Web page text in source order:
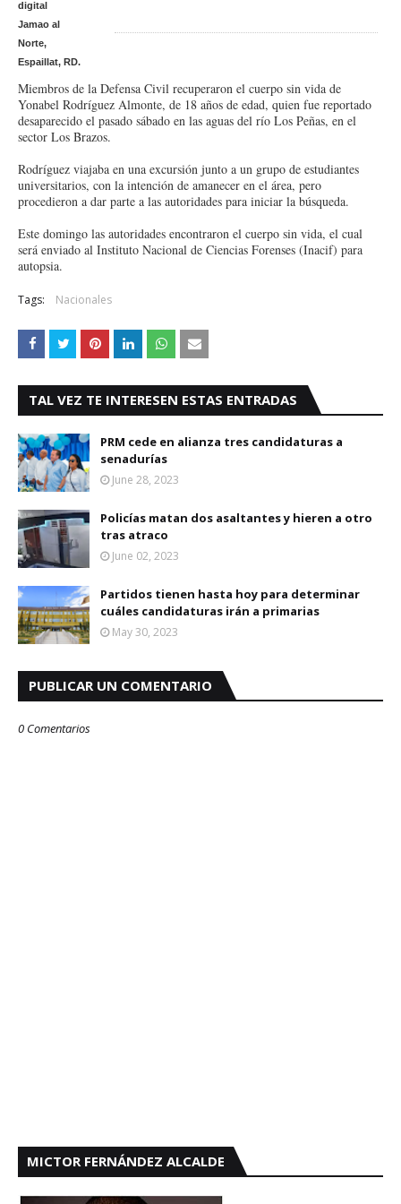
digital
Jamao al
Norte,
Espaillat, RD.
Miembros de la Defensa Civil recuperaron el cuerpo sin vida de
Yonabel Rodríguez Almonte, de 18 años de edad, quien fue reportado
desaparecido el pasado sábado en las aguas del río Los Peñas, en el
sector Los Brazos.
Rodríguez viajaba en una excursión junto a un grupo de estudiantes
universitarios, con la intención de amanecer en el área, pero
procedieron a dar parte a las autoridades para iniciar la búsqueda.
Este domingo las autoridades encontraron el cuerpo sin vida, el cual
será enviado al Instituto Nacional de Ciencias Forenses (Inacif) para
autopsia.
Tags: Nacionales
TAL VEZ TE INTERESEN ESTAS ENTRADAS
PRM cede en alianza tres candidaturas a
senadurías
June 28, 2023
Policías matan dos asaltantes y hieren a otro
tras atraco
June 02, 2023
Partidos tienen hasta hoy para determinar
cuáles candidaturas irán a primarias
May 30, 2023
PUBLICAR UN COMENTARIO
0 Comentarios
MICTOR FERNÁNDEZ ALCALDE